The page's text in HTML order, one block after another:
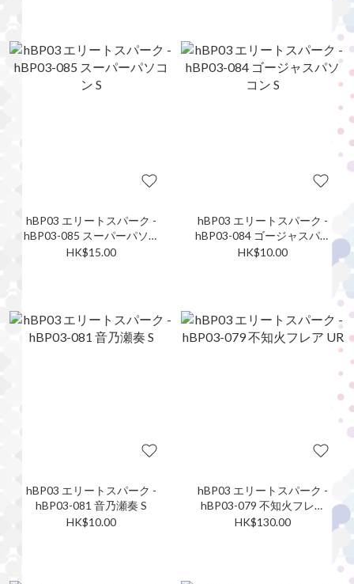
hBP03 エリートスパーク -
hBP03-085 スーパーパソコ
ン S
HK$15.00
hBP03 エリートスパーク -
hBP03-084 ゴージャスパソ
コン S
HK$10.00
hBP03 エリートスパーク -
hBP03-081 音乃瀬奏 S
HK$10.00
hBP03 エリートスパーク -
hBP03-079 不知火フレア
UR
HK$130.00